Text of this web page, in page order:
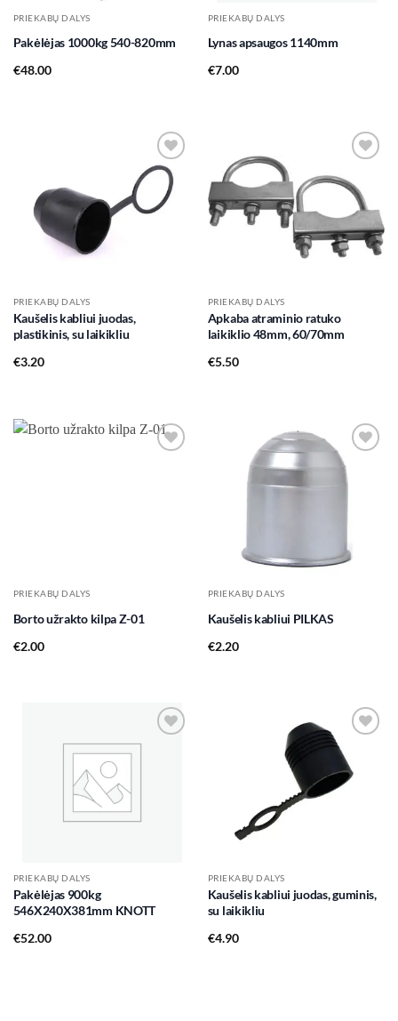
PRIEKABŲ DALYS
Pakėlėjas 1000kg 540-820mm
€48.00
PRIEKABŲ DALYS
Lynas apsaugos 1140mm
€7.00
Add to
wishlist
PRIEKABŲ DALYS
Kaušelis kabliui juodas,
plastikinis, su laikikliu
€3.20
wishlist
PRIEKABŲ DALYS
Apkaba atraminio ratuko
laikiklio 48mm, 60/70mm
€5.50
PRIEKABŲ DALYS
Borto užrakto kilpa Z-01
€2.00
Add to
wishlist
PRIEKABŲ DALYS
Kaušelis kabliui PILKAS
€2.20
PRIEKABŲ DALYS
Pakėlėjas 900kg
546X240X381mm KNOTT
€52.00
wishlist
PRIEKABŲ DALYS
Kaušelis kabliui juodas, guminis,
su laikikliu
€4.90